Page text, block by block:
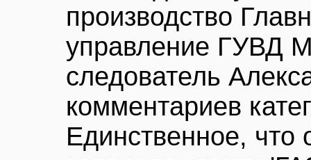
производство
управление ГУВД
следователь
комментариев
Единственное, что